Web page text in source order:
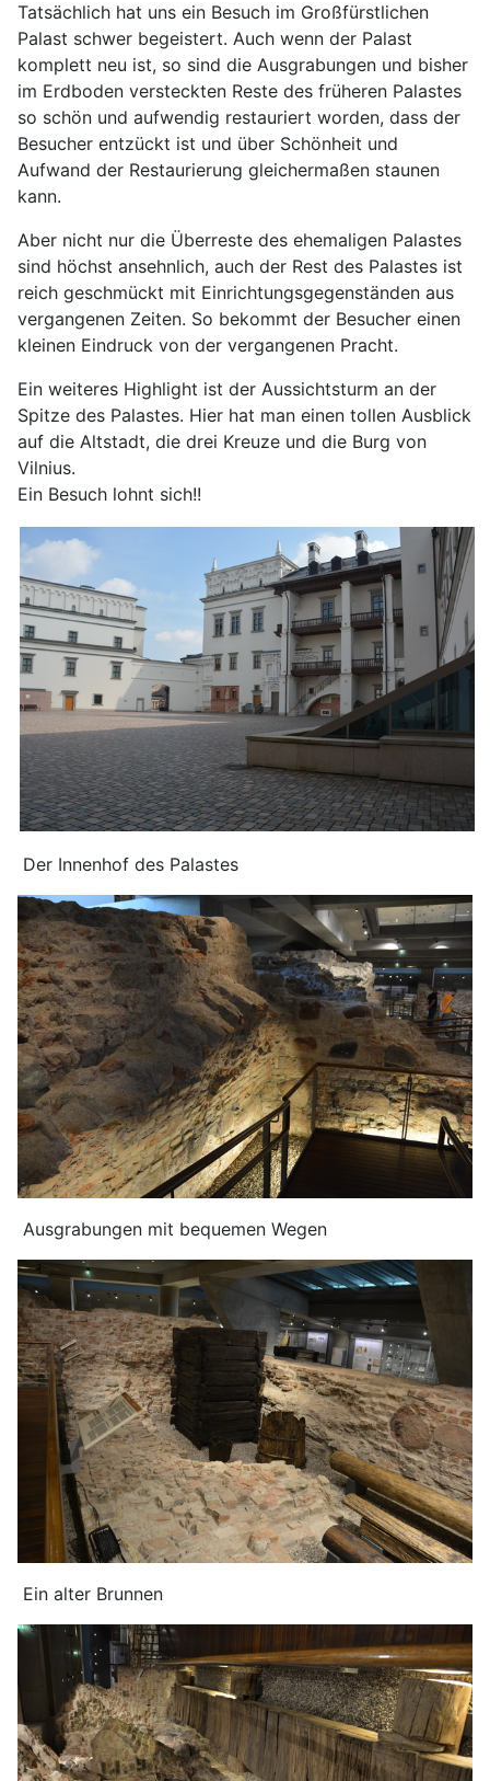
Tatsächlich hat uns ein Besuch im Großfürstlichen
Palast schwer begeistert. Auch wenn der Palast
komplett neu ist, so sind die Ausgrabungen und bisher
im Erdboden versteckten Reste des früheren Palastes
so schön und aufwendig restauriert worden, dass der
Besucher entzückt ist und über Schönheit und
Aufwand der Restaurierung gleichermaßen staunen
kann.
Aber nicht nur die Überreste des ehemaligen Palastes
sind höchst ansehnlich, auch der Rest des Palastes ist
reich geschmückt mit Einrichtungsgegenständen aus
vergangenen Zeiten. So bekommt der Besucher einen
kleinen Eindruck von der vergangenen Pracht.
Ein weiteres Highlight ist der Aussichtsturm an der
Spitze des Palastes. Hier hat man einen tollen Ausblick
auf die Altstadt, die drei Kreuze und die Burg von
Vilnius.
Ein Besuch lohnt sich!!
Der Innenhof des Palastes
Ausgrabungen mit bequemen Wegen
Ein alter Brunnen